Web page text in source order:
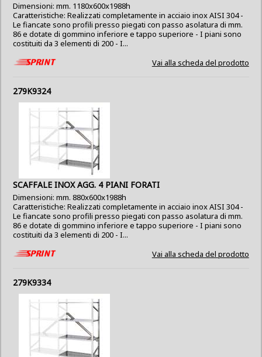
Dimensioni: mm. 1180x600x1988h
Caratteristiche: Realizzati completamente in acciaio inox AISI 304 -
Le fiancate sono profili presso piegati con passo asolatura di mm.
86 e dotate di gommino inferiore e tappo superiore - I piani sono
costituiti da 3 elementi di 200 - I...
Vai alla scheda del prodotto
279K9324
SCAFFALE INOX AGG. 4 PIANI FORATI
Dimensioni: mm. 880x600x1988h
Caratteristiche: Realizzati completamente in acciaio inox AISI 304 -
Le fiancate sono profili presso piegati con passo asolatura di mm.
86 e dotate di gommino inferiore e tappo superiore - I piani sono
costituiti da 3 elementi di 200 - I...
Vai alla scheda del prodotto
279K9334